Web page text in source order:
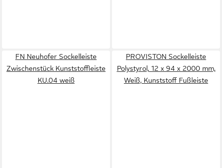
FN Neuhofer Sockelleiste
Zwischenstück Kunststoffleiste
KU.04 weiß
PROVISTON Sockelleiste
Polystyrol, 12 x 94 x 2000 mm,
Weiß, Kunststoff Fußleiste